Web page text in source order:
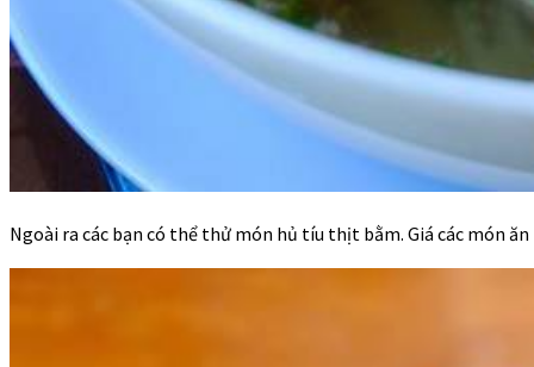
Ngoài ra các bạn có thể thử món hủ tíu thịt bằm. Giá các món